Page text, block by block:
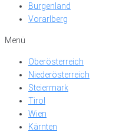
Burgenland
Vorarlberg
Menü
Oberösterreich
Niederösterreich
Steiermark
Tirol
Wien
Kärnten